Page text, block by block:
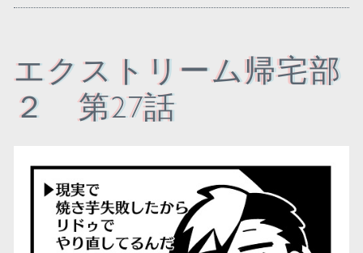
エクストリーム帰宅部
２ 第27話